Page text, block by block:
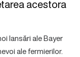
acestora
lansări ale Bayer
ale fermierilor.